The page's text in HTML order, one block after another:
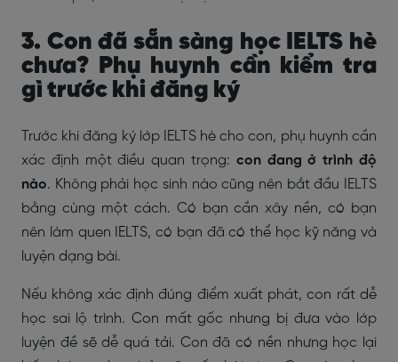
3. Con đã sẵn sàng học IELTS hè
chưa? Phụ huynh cần kiểm tra
gì trước khi đăng ký
Trước khi đăng ký lớp IELTS hè cho con, phụ huynh cần
xác định một điều quan trọng: con đang ở trình độ
nào. Không phải học sinh nào cũng nên bắt đầu IELTS
bằng cùng một cách. Có bạn cần xây nền, có bạn
nên làm quen IELTS, có bạn đã có thể học kỹ năng và
luyện dạng bài.
Nếu không xác định đúng điểm xuất phát, con rất dễ
học sai lộ trình. Con mất gốc nhưng bị đưa vào lớp
luyện đề sẽ dễ quá tải. Con đã có nền nhưng học lại